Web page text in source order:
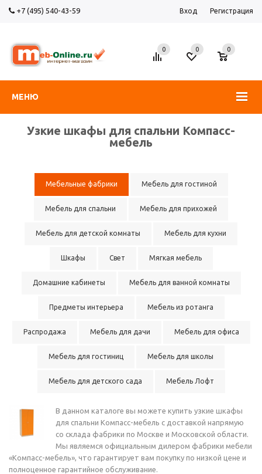
+7 (495) 540-43-59 Вход Регистрация
МЕНЮ
0 0
0
Узкие шкафы для спальни Компасс-
мебель
Мебельные фабрики Мебель для гостиной
Мебель для спальни Мебель для прихожей
Мебель для детской комнаты Мебель для кухни
Шкафы Свет Мягкая мебель
Домашние кабинеты Мебель для ванной комнаты
Предметы интерьера Мебель из ротанга
Распродажа Мебель для дачи Мебель для офиса
Мебель для гостиниц Мебель для школы
Мебель для детского сада Мебель Лофт
В данном каталоге вы можете купить узкие шкафы
для спальни Компасс-мебель с доставкой напрямую
со склада фабрики по Москве и Московской области.
Мы являемся официальным дилером фабрики мебели
«Компасс-мебель», что гарантирует вам покупку по низкой цене и
полноценное гарантийное обслуживание.